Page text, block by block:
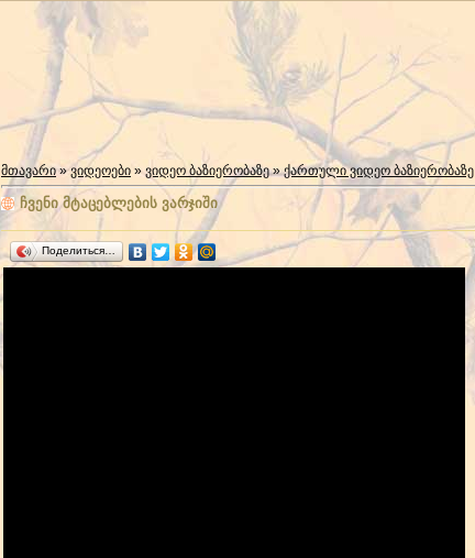
მთავარი »ვიდეოები » ვიდეო ბაზიერობაზე»ქართული ვიდეო ბაზიერობაზე
ჩვენი მტაცებლების ვარჯიში
Поделиться…